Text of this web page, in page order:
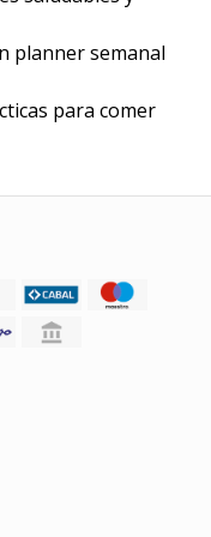
planner semanal
para comer